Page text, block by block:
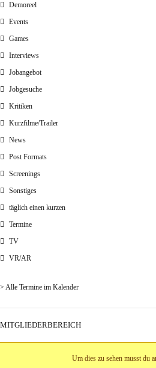
Demoreel
Events
Games
Interviews
Jobangebot
Jobgesuche
Kritiken
Kurzfilme/Trailer
News
Post Formats
Screenings
Sonstiges
täglich einen kurzen
Termine
TV
VR/AR
> Alle Termine im Kalender
MITGLIEDERBEREICH
Um dies zu sehen musst du